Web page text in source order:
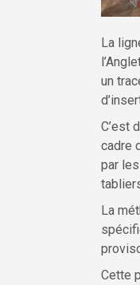
La
un
C’est
cadre
par
La
Cette